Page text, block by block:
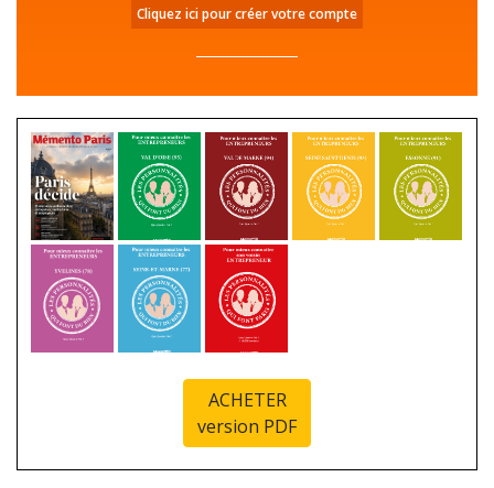
Cliquez ici pour créer votre compte
ACHETER
version PDF